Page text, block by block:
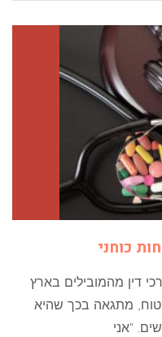
כוחני
דין מהמובילים בארץ
מתגאה בכך שהיא
"אני